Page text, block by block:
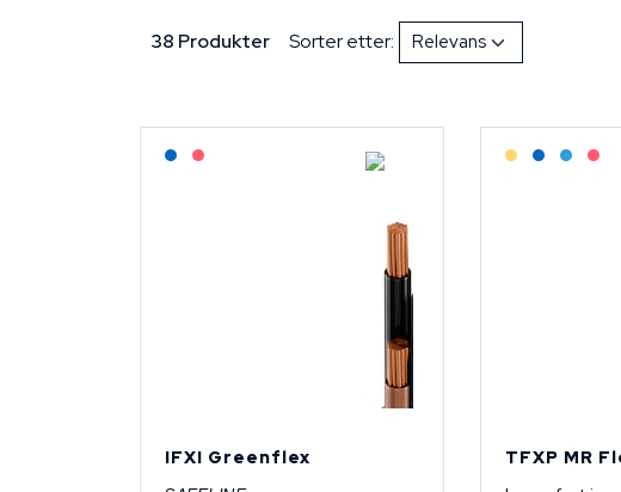
38 Produkter Sorter etter:
Lagerført: NEK Kabel
IFXI Greenflex
Lagerført:
TFXP MR